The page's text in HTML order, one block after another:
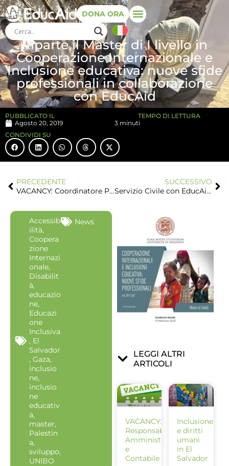
DONA ORA
Riparte il Master di I livello in
Cooperazione Internazionale e
Inclusione educativa: nuove sfide
professionali in collaborazione
con EducAid
PUBBLICATO IL
Agosto 20, 2019
TEMPO DI LETTURA
3 minuti
CONDIVIDI SU
PRECEDENTE
VACANCY: Coordinatore Progetto Emergenza in ambito psico-sociale nella Striscia di Gaza
SUCCESSIVO
Servizio Civile con EducAid: avviso di selezione pubblica per la partecipazione ai progetti di Servizio Civile Universale 2019
Accessib
ilità,
Coopera
zione
Internazi
onale,
Disabilit
à,
educazio
ne,
Educazi
one
Inclusiva
, El
Salvador
, Gaza,
inclusio
ne,
inclusio
ne
educativ
a,
master,
Palestin
a,
sviluppo,
UNIBO
News
LEGGI ALTRI
ARTICOLI
VACANCY:
Responsabile
Amministrativo
e
Contabile
Inclusione
e diritti
umani
in El
Salvador